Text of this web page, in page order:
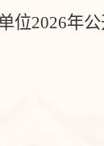
位2026年